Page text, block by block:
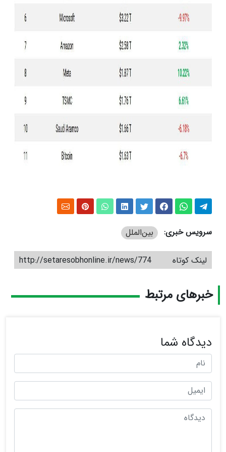
سرویس خبری: بین‌الملل
لینک کوتاه http://setaresobhonline.ir/news/774
خبرهای مرتبط
دیدگاه شما